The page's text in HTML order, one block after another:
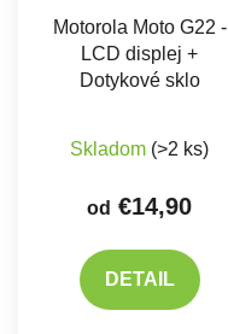
Motorola Moto G22 -
LCD displej +
Dotykové sklo
Skladom (>2 ks)
od €14,90
DETAIL